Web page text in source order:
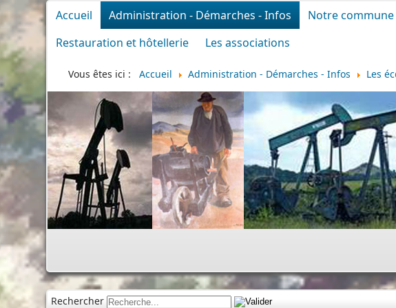
Accueil Administration - Démarches - Infos Notre commune
Restauration et hôtellerie
Les associations
Vous êtes ici : Accueil Administration - Démarches - Infos Les
Rechercher Cimetière